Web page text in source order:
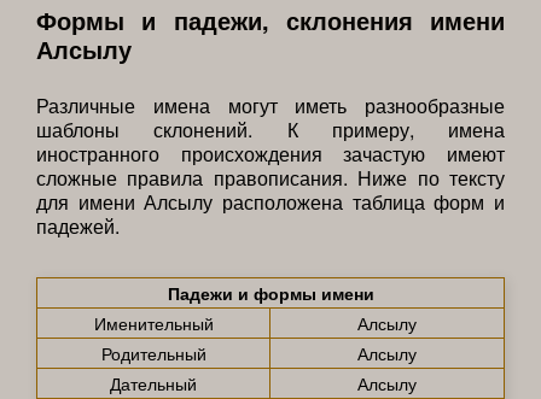
Формы и падежи, склонения имени
Алсылу
Различные имена могут иметь разнообразные
шаблоны склонений. К примеру, имена
иностранного происхождения зачастую имеют
сложные правила правописания. Ниже по тексту
для имени Алсылу расположена таблица форм и
падежей.
Падежи и формы имени
Именительный
Алсылу
Родительный
Алсылу
Дательный
Алсылу